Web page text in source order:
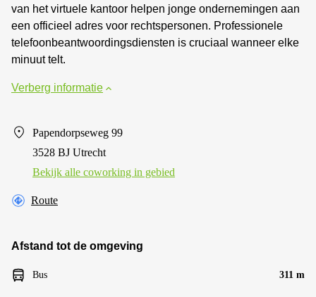
van het virtuele kantoor helpen jonge ondernemingen aan
een officieel adres voor rechtspersonen. Professionele
telefoonbeantwoordingsdiensten is cruciaal wanneer elke
minuut telt.
Verberg informatie
Papendorpseweg 99
3528 BJ Utrecht
Bekijk alle сoworking in gebied
Route
Afstand tot de omgeving
Bus 311 m